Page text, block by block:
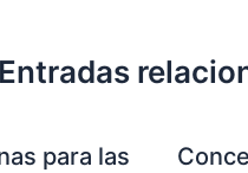
Entradas
para las